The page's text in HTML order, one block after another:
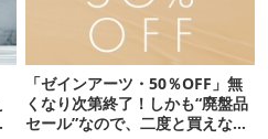
「ゼインアーツ・50％OFF」無
くなり次第終了！しかも“廃盤品
セール”なので、二度と買えない